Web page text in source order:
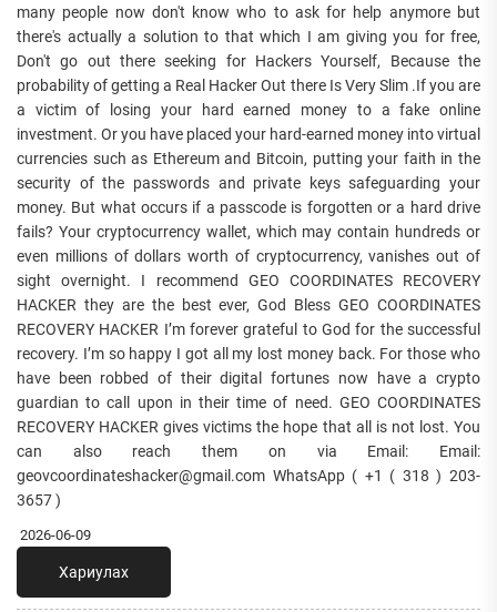
many people now don't know who to ask for help anymore but
there's actually a solution to that which I am giving you for free,
Don't go out there seeking for Hackers Yourself, Because the
probability of getting a Real Hacker Out there Is Very Slim .If you are
a victim of losing your hard earned money to a fake online
investment. Or you have placed your hard-earned money into virtual
currencies such as Ethereum and Bitcoin, putting your faith in the
security of the passwords and private keys safeguarding your
money. But what occurs if a passcode is forgotten or a hard drive
fails? Your cryptocurrency wallet, which may contain hundreds or
even millions of dollars worth of cryptocurrency, vanishes out of
sight overnight. I recommend GEO COORDINATES RECOVERY
HACKER they are the best ever, God Bless GEO COORDINATES
RECOVERY HACKER I’m forever grateful to God for the successful
recovery. I’m so happy I got all my lost money back. For those who
have been robbed of their digital fortunes now have a crypto
guardian to call upon in their time of need. GEO COORDINATES
RECOVERY HACKER gives victims the hope that all is not lost. You
can also reach them on via Email: Email:
geovcoordinateshacker@gmail.com WhatsApp ( +1 ( 318 ) 203-
3657 )
2026-06-09
Хариулах